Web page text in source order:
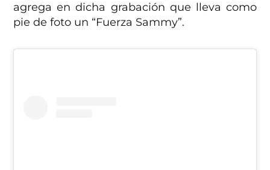
agrega en dicha grabación que lleva como
pie de foto un “Fuerza Sammy”.